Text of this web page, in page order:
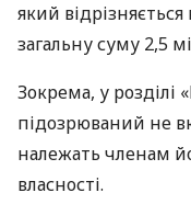
який
загальну суму 2,5
Зокрема, у
підозрюваний не
належать членам
власності.